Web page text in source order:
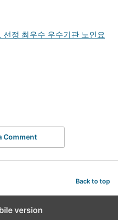
정 최우수 우수기관 노인요
Comment
Back to top
version